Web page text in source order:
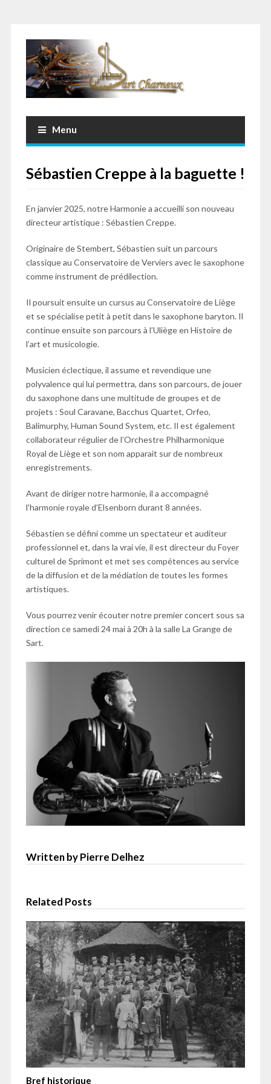
Menu
Sébastien Creppe à la baguette !
En janvier 2025, notre Harmonie a accueilli son nouveau
directeur artistique : Sébastien Creppe.
Originaire de Stembert, Sébastien suit un parcours
classique au Conservatoire de Verviers avec le saxophone
comme instrument de prédilection.
Il poursuit ensuite un cursus au Conservatoire de Liège
et se spécialise petit à petit dans le saxophone baryton. Il
continue ensuite son parcours à l’Uliège en Histoire de
l’art et musicologie.
Musicien éclectique, il assume et revendique une
polyvalence qui lui permettra, dans son parcours, de jouer
du saxophone dans une multitude de groupes et de
projets : Soul Caravane, Bacchus Quartet, Orfeo,
Balimurphy, Human Sound System, etc. Il est également
collaborateur régulier de l’Orchestre Philharmonique
Royal de Liège et son nom apparait sur de nombreux
enregistrements.
Avant de diriger notre harmonie, il a accompagné
l’harmonie royale d’Elsenborn durant 8 années.
Sébastien se défini comme un spectateur et auditeur
professionnel et, dans la vrai vie, il est directeur du Foyer
culturel de Sprimont et met ses compétences au service
de la diffusion et de la médiation de toutes les formes
artistiques.
Vous pourrez venir écouter notre premier concert sous sa
direction ce samedi 24 mai à 20h à la salle La Grange de
Sart.
Written by Pierre Delhez
Related Posts
Bref historique